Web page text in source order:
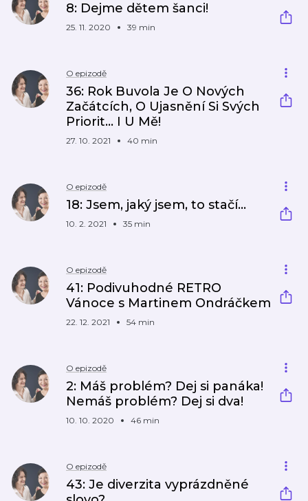
8: Dejme dětem šanci!
25. 11. 2020 39 min
O epizodě
36: Rok Buvola Je O Nových
Začátcích, O Ujasnění Si Svých
Priorit... I U Mě!
27. 10. 2021 40 min
O epizodě
18: Jsem, jaký jsem, to stačí...
10. 2. 2021 35 min
O epizodě
41: Podivuhodné RETRO
Vánoce s Martinem Ondráčkem
22. 12. 2021 54 min
O epizodě
2: Máš problém? Dej si panáka!
Nemáš problém? Dej si dva!
10. 10. 2020 46 min
O epizodě
43: Je diverzita vyprázdněné